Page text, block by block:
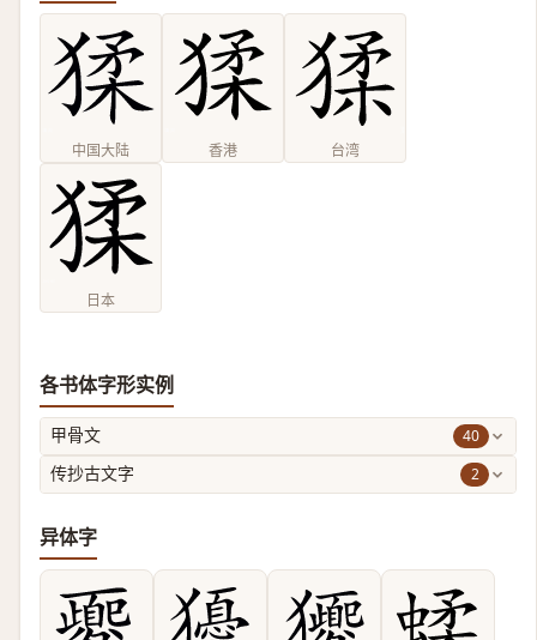
中国大陆 香港 台湾
日本
各书体字形实例
甲骨文 40
传抄古文字 2
异体字